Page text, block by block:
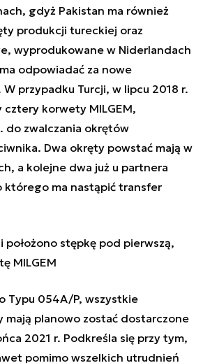
gdyż Pakistan ma również
produkcji tureckiej oraz
wyprodukowane w Niderlandach
odpowiadać za nowe
przypadku Turcji, w lipcu 2018 r.
cztery korwety MILGEM,
do zwalczania okrętów
Dwa okręty powstać mają w
a kolejne dwa już u partnera
którego ma nastąpić transfer
położono stępkę pod pierwszą,
MILGEM
Typu 054A/P, wszystkie
mają planowo zostać dostarczone
2021 r. Podkreśla się przy tym,
pomimo wszelkich utrudnień